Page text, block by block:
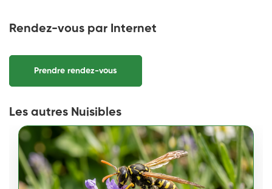
Rendez-vous par Internet
Prendre rendez-vous
Les autres Nuisibles